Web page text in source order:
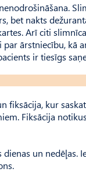
bet nakts
Arī citi
ārstniecību, kā
ir tiesīgs
fiksācija, kur
Fiksācija
un nedēļas.